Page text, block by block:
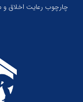
چارچوب رعایت اخلاق و